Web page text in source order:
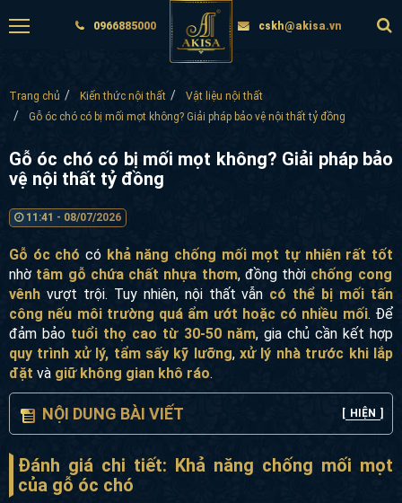
0966885000 cskh@akisa.vn
Trang chủ Kiến thức nội thất
Vật liệu nội thất
Gỗ óc chó có bị mối mọt không? Giải pháp bảo vệ nội thất tỷ đồng
Gỗ óc chó có bị mối mọt không? Giải pháp bảo
vệ nội thất tỷ đồng
11:41 - 08/07/2026
Gỗ óc chó có khả năng chống mối mọt tự nhiên rất tốt
nhờ tâm gỗ chứa chất nhựa thơm, đồng thời chống cong
vênh vượt trội. Tuy nhiên, nội thất vẫn có thể bị mối tấn
công nếu môi trường quá ẩm ướt hoặc có nhiều mối. Để
đảm bảo tuổi thọ cao từ 30-50 năm, gia chủ cần kết hợp
quy trình xử lý, tẩm sấy kỹ lưỡng,xử lý nhà trước khi lắp
đặt và giữ không gian khô ráo.
NỘI DUNG BÀI VIẾT [ HIỆN ]
Đánh giá chi tiết: Khả năng chống mối mọt
của gỗ óc chó